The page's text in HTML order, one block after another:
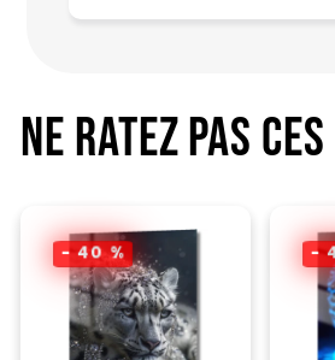
Ne ratez pas
- 40 % -